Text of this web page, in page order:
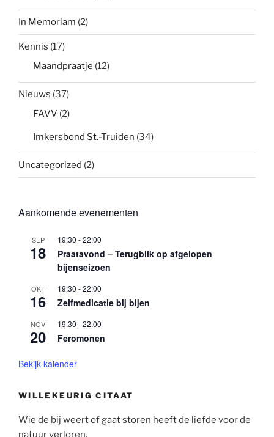
In Memoriam (2)
Kennis (17)
Maandpraatje (12)
Nieuws (37)
FAVV (2)
Imkersbond St.-Truiden (34)
Uncategorized (2)
Aankomende evenementen
SEP
18
19:30 -22:00
Praatavond – Terugblik op afgelopen
bijenseizoen
OKT
16
19:30 -22:00
Zelfmedicatie bij bijen
NOV
20
19:30 -22:00
Feromonen
Bekijk kalender
WILLEKEURIG CITAAT
Wie de bij weert of gaat storen heeft de liefde voor de
natuur verloren.